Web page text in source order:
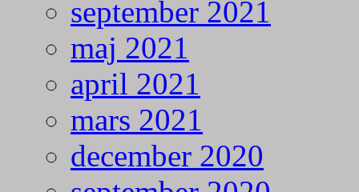
september 2021
maj 2021
april 2021
mars 2021
december 2020